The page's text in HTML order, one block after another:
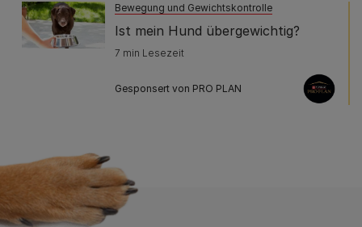
Bewegung und Gewichtskontrolle
Ist mein Hund übergewichtig?
7 min Lesezeit
Gesponsert von PRO PLAN